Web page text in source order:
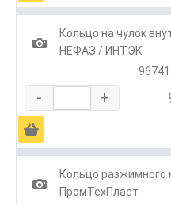
1
Кольцо на чулок
НЕФАЗ / ИНТЭК
- +
Ä
1
Кольцо разжимного
ПромТехПласт